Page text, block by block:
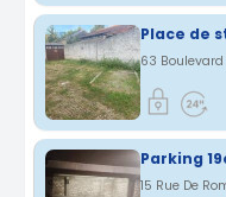
Parking
15 Rue De